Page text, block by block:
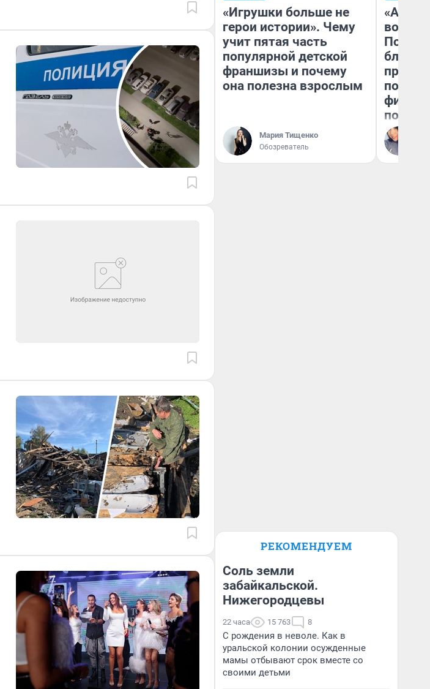
«Игрушки больше не
герои истории». Чему
учит пятая часть
популярной детской
франшизы и почему
она полезна взрослым
Мария Тищенко
Обозреватель
вот
РЕКОМЕНДУЕМ
Соль земли
забайкальской.
Нижегородцевы
22 часа 15 763 8
С рождения в неволе. Как в
уральской колонии осужденные
мамы отбывают срок вместе со
своими детьми